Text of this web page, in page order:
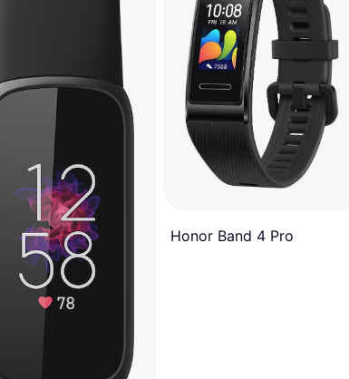
Honor Band 4 Pro